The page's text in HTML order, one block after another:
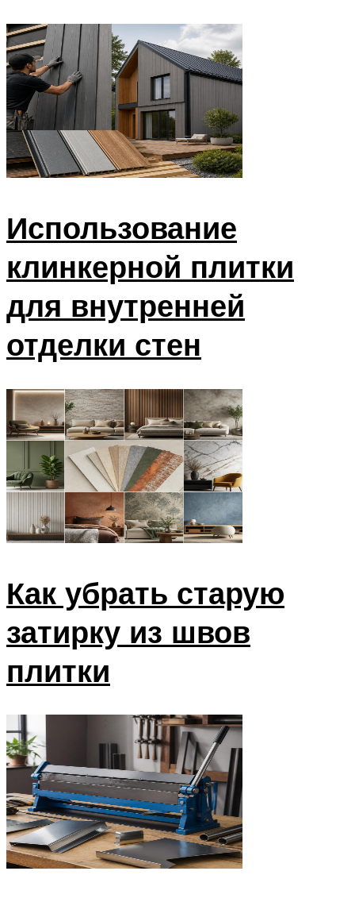
Использование
клинкерной плитки
для внутренней
отделки стен
Как убрать старую
затирку из швов
плитки